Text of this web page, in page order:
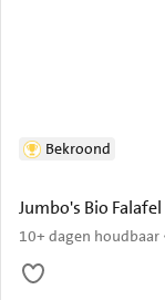
Jumbo's Bio
10+ dagen houdbaar
Bekroond